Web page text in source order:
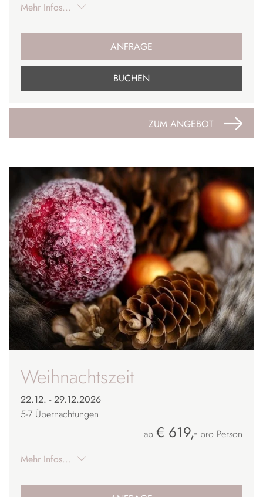
Mehr Infos...
ZUM ANGEBOT
ANFRAGE
BUCHEN
Weihnachtszeit
22.12. - 29.12.2026
5-7 Übernachtungen
ab € 619,- pro Person
Mehr Infos...